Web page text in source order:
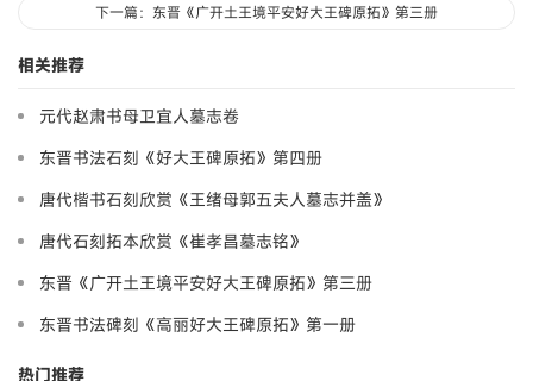
下一篇：东晋《广开土王境平安好大王碑原拓》第三册
相关推荐
元代赵肃书母卫宜人墓志卷
东晋书法石刻《好大王碑原拓》第四册
唐代楷书石刻欣赏《王绪母郭五夫人墓志并盖》
唐代石刻拓本欣赏《崔孝昌墓志铭》
东晋《广开土王境平安好大王碑原拓》第三册
东晋书法碑刻《高丽好大王碑原拓》第一册
热门推荐